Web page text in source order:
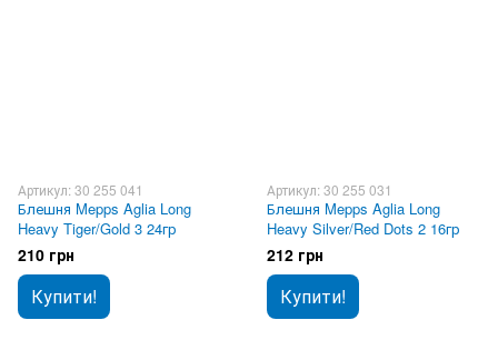
Артикул: 30 255 041
Блешня Mepps Aglia Long
Heavy Tiger/Gold 3 24гр
210 грн
Купити!
Артикул: 30 255 031
Блешня Mepps Aglia Long
Heavy Silver/Red Dots 2 16гр
212 грн
Купити!